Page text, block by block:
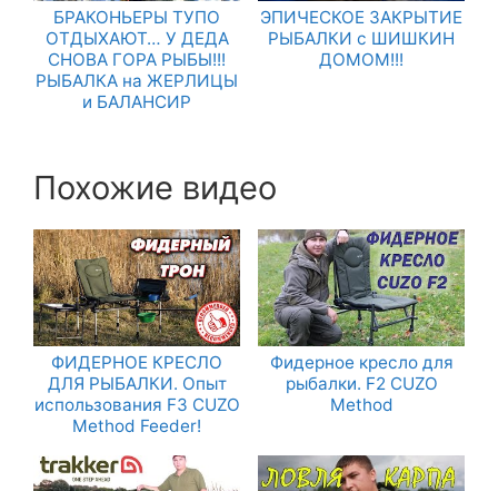
БРАКОНЬЕРЫ ТУПО
ОТДЫХАЮТ… У ДЕДА
СНОВА ГОРА РЫБЫ!!!
РЫБАЛКА на ЖЕРЛИЦЫ
и БАЛАНСИР
ЭПИЧЕСКОЕ ЗАКРЫТИЕ
РЫБАЛКИ с ШИШКИН
ДОМОМ!!!
Похожие видео
ФИДЕРНОЕ КРЕСЛО
ДЛЯ РЫБАЛКИ. Опыт
использования F3 CUZO
Method Feeder!
Фидерное кресло для
рыбалки. F2 CUZO
Method